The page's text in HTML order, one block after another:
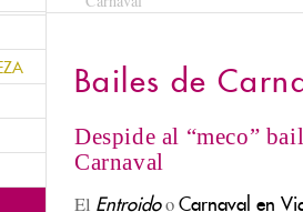
Bailes de
Despide al “meco”
Carnaval
El EntroidooCarnaval en